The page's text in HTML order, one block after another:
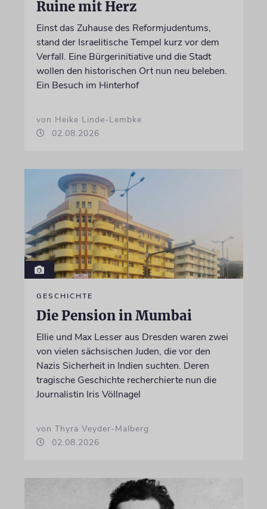
Ruine mit Herz
Einst das Zuhause des Reformjudentums,
stand der Israelitische Tempel kurz vor dem
Verfall. Eine Bürgerinitiative und die Stadt
wollen den historischen Ort nun neu beleben.
Ein Besuch im Hinterhof
von Heike Linde-Lembke
02.08.2026
GESCHICHTE
Die Pension in Mumbai
Ellie und Max Lesser aus Dresden waren zwei
von vielen sächsischen Juden, die vor den
Nazis Sicherheit in Indien suchten. Deren
tragische Geschichte recherchierte nun die
Journalistin Iris Völlnagel
von Thyra Veyder-Malberg
02.08.2026